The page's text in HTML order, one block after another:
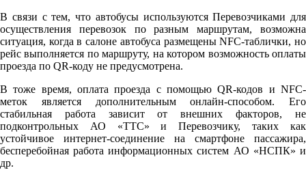
В связи с тем, что автобусы используются Перевозчиками для
осуществления перевозок по разным маршрутам, возможна
ситуация, когда в салоне автобуса размещены NFC-таблички, но
рейс выполняется по маршруту, на котором возможность оплаты
проезда по QR-коду не предусмотрена.
В тоже время, оплата проезда с помощью QR-кодов и NFC-
меток является дополнительным онлайн-способом. Его
стабильная работа зависит от внешних факторов, не
подконтрольных АО «ТТС» и Перевозчику, таких как
устойчивое интернет-соединение на смартфоне пассажира,
бесперебойная работа информационных систем АО «НСПК» и
др.